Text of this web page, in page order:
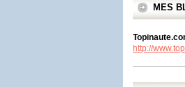
MES
http://